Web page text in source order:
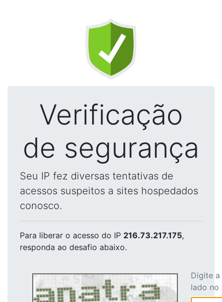
Verificação
de segurança
Seu IP fez diversas tentativas de
acessos suspeitos a sites hospedados
conosco.
Para liberar o acesso do IP 216.73.217.175,
responda ao desafio abaixo.
Digite
lado no